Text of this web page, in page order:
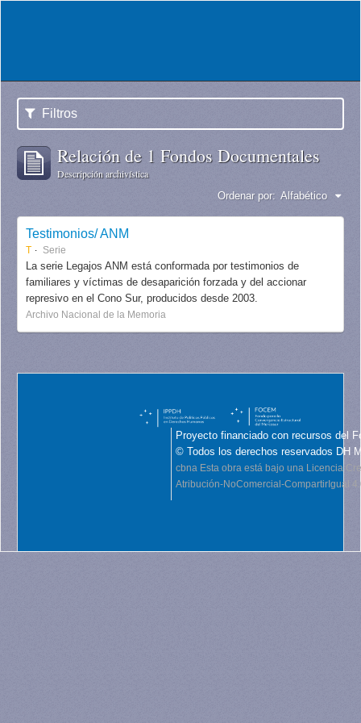
Filtros
Relación de 1 Fondos Documentales
Descripción archivística
Ordenar por: Alfabético
Testimonios/ ANM
T Serie
La serie Legajos ANM está conformada por testimonios de
familiares y víctimas de desaparición forzada y del accionar
represivo en el Cono Sur, producidos desde 2003.
Archivo Nacional de la Memoria
Proyecto financiado con recursos del
© Todos los derechos reservados DH
cbna Esta obra está bajo una Licencia
Atribución-NoComercial-CompartirIgual